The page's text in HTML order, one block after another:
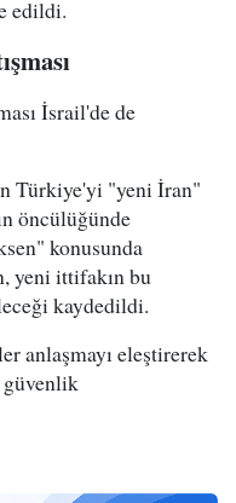
edildi.
İsrail'de de
Türkiye'yi "yeni İran"
öncülüğünde
konusunda
yeni ittifakın bu
kaydedildi.
anlaşmayı eleştirerek
güvenlik